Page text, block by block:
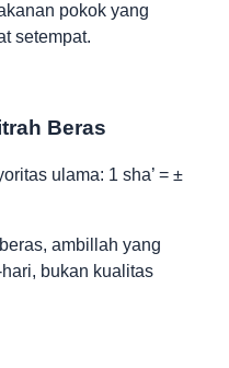
pokok yang
setempat.
Beras
ulama: 1 sha’ = ±
ambillah yang
bukan kualitas